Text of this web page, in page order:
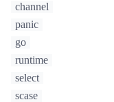
channel
panic
go
runtime
select
scase